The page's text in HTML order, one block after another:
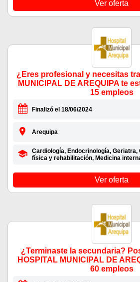
Ver oferta
¿Eres profesional y necesitas
MUNICIPAL DE AREQUIPA te
15 empleos
Finalizó el 18/06/2024
Arequipa
Cardiología, Endocrinología, Geriatra,
física y rehabilitación, Medicina
Ver oferta
¿Terminaste la secundaria?
HOSPITAL MUNICIPAL DE
60 empleos